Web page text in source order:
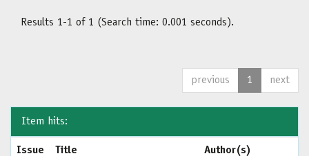
Results 1-1 of 1 (Search time: 0.001 seconds).
previous 1 next
Item hits:
Issue
Title Author(s)